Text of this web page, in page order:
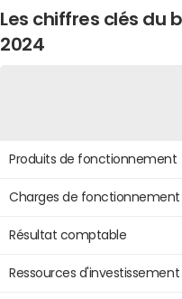
Les chiffres clés du
2024
Produits de fonctionnement
Charges de fonctionnement
Résultat comptable
Ressources d'investissement